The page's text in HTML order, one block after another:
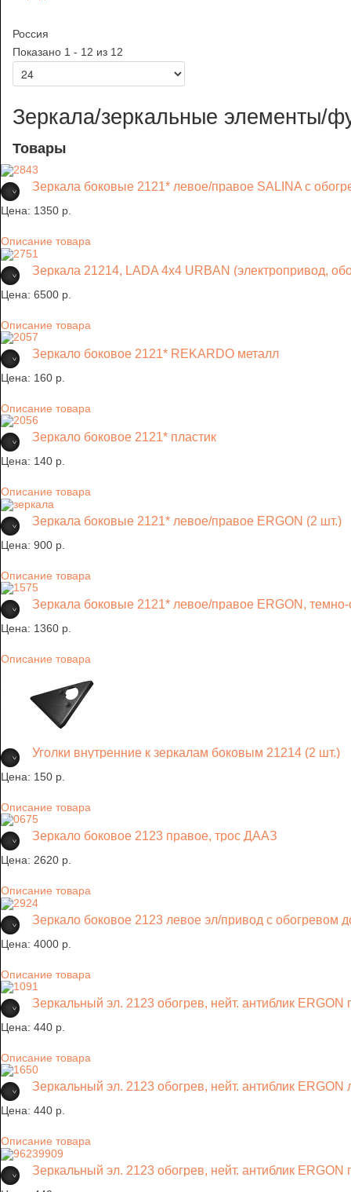
Россия
Показано 1 - 12 из 12
Зеркала/зеркальные элементы/
Товары
Зеркала боковые 2121* левое/правое SALINA с
Цена: 1350 p.
Описание товара
Зеркала 21214, LADA 4x4 URBAN (электропривод,
Цена: 6500 p.
Описание товара
Зеркало боковое 2121* REKARDO металл
Цена: 160 p.
Описание товара
Зеркало боковое 2121* пластик
Цена: 140 p.
Описание товара
Зеркала боковые 2121* левое/правое ERGON (2 шт.)
Цена: 900 p.
Описание товара
Зеркала боковые 2121* левое/правое ERGON,
Цена: 1360 p.
Описание товара
Уголки внутренние к зеркалам боковым 21214 (2 шт.)
Цена: 150 p.
Описание товара
Зеркало боковое 2123 правое, трос ДААЗ
Цена: 2620 p.
Описание товара
Зеркало боковое 2123 левое эл/привод с обогревом
Цена: 4000 p.
Описание товара
Зеркальный эл. 2123 обогрев, нейт. антиблик
Цена: 440 p.
Описание товара
Зеркальный эл. 2123 обогрев, нейт. антиблик
Цена: 440 p.
Описание товара
Зеркальный эл. 2123 обогрев, нейт. антиблик